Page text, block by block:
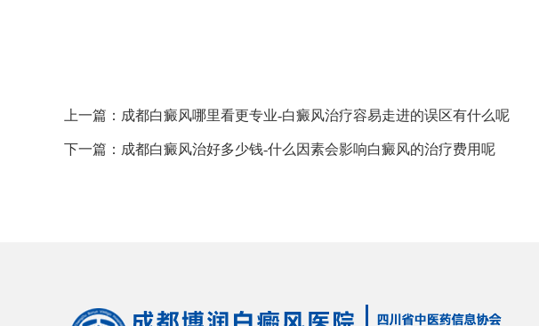
上一篇： 成都白癜风哪里看更专业-白癜风治疗容易走进的误区有什么呢
下一篇： 成都白癜风治好多少钱-什么因素会影响白癜风的治疗费用呢